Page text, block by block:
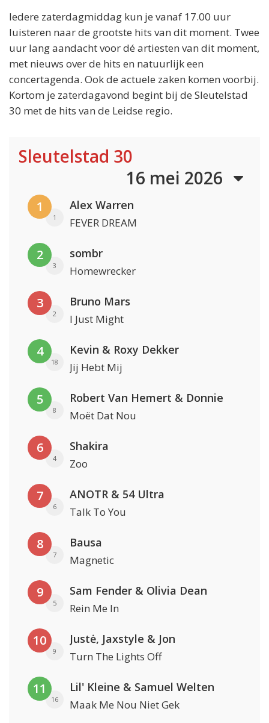
Iedere zaterdagmiddag kun je vanaf 17.00 uur
luisteren naar de grootste hits van dit moment. Twee
uur lang aandacht voor dé artiesten van dit moment,
met nieuws over de hits en natuurlijk een
concertagenda. Ook de actuele zaken komen voorbij.
Kortom je zaterdagavond begint bij de Sleutelstad
30 met de hits van de Leidse regio.
Sleutelstad 30
16 mei 2026
1
1
Alex Warren
FEVER DREAM
2
3
sombr
Homewrecker
3
2
Bruno Mars
I Just Might
4
18
Kevin & Roxy Dekker
Jij Hebt Mij
5
8
Robert Van Hemert & Donnie
Moët Dat Nou
6
4
Shakira
Zoo
7
6
ANOTR & 54 Ultra
Talk To You
8
7
Bausa
Magnetic
9
5
Sam Fender & Olivia Dean
Rein Me In
10
9
Justė, Jaxstyle & Jon
Turn The Lights Off
11
16
Lil' Kleine & Samuel Welten
Maak Me Nou Niet Gek